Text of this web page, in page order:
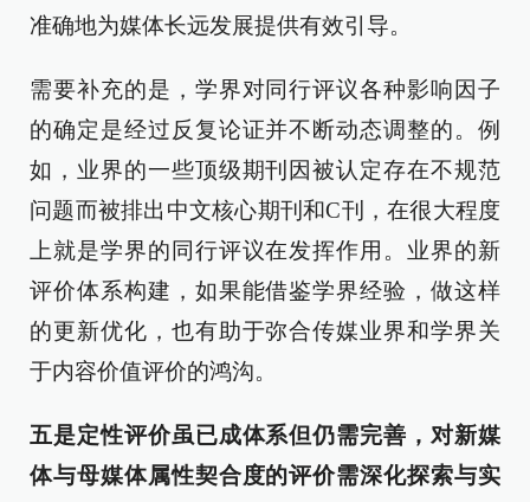
准确地为媒体长远发展提供有效引导。
需要补充的是，学界对同行评议各种影响因子
的确定是经过反复论证并不断动态调整的。例
如，业界的一些顶级期刊因被认定存在不规范
问题而被排出中文核心期刊和C刊，在很大程度
上就是学界的同行评议在发挥作用。业界的新
评价体系构建，如果能借鉴学界经验，做这样
的更新优化，也有助于弥合传媒业界和学界关
于内容价值评价的鸿沟。
五是定性评价虽已成体系但仍需完善，对新媒
体与母媒体属性契合度的评价需深化探索与实